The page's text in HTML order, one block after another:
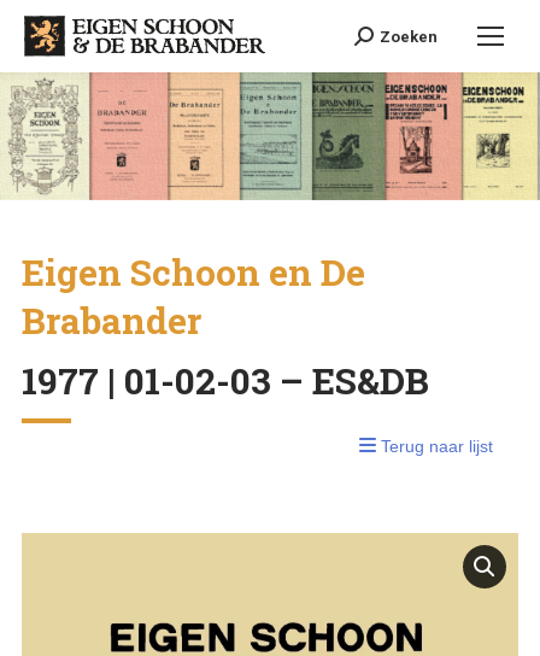
Search:Zoeken
Eigen Schoon en De
Brabander
1977 | 01-02-03 – ES&DB
Terug naar lijst